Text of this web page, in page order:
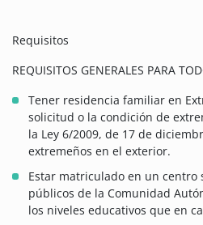
Requisitos
REQUISITOS GENERALES PARA
Tener residencia familiar en
solicitud o la condición de
la Ley 6/2009, de 17 de
extremeños en el exterior.
Estar matriculado en un centro
públicos de la Comunidad
los niveles educativos que en